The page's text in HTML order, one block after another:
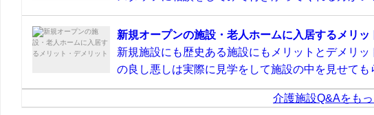
新規オープンの施設・老人ホームに入居するメリッ
新規施設にも歴史ある施設にもメリットとデメリ
の良し悪しは実際に見学をして施設の中を見せても
介護施設Q&Aをもっ